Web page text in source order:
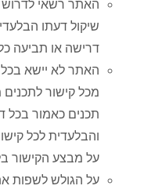
האתר רשאי לדרוש
שיקול דעתו
דרישה או תביעה
האתר לא יישא בכל
מכל קישור
תכנים כאמור
והבלעדית לכל
על מבצע הקישור
על הגולש לשפות